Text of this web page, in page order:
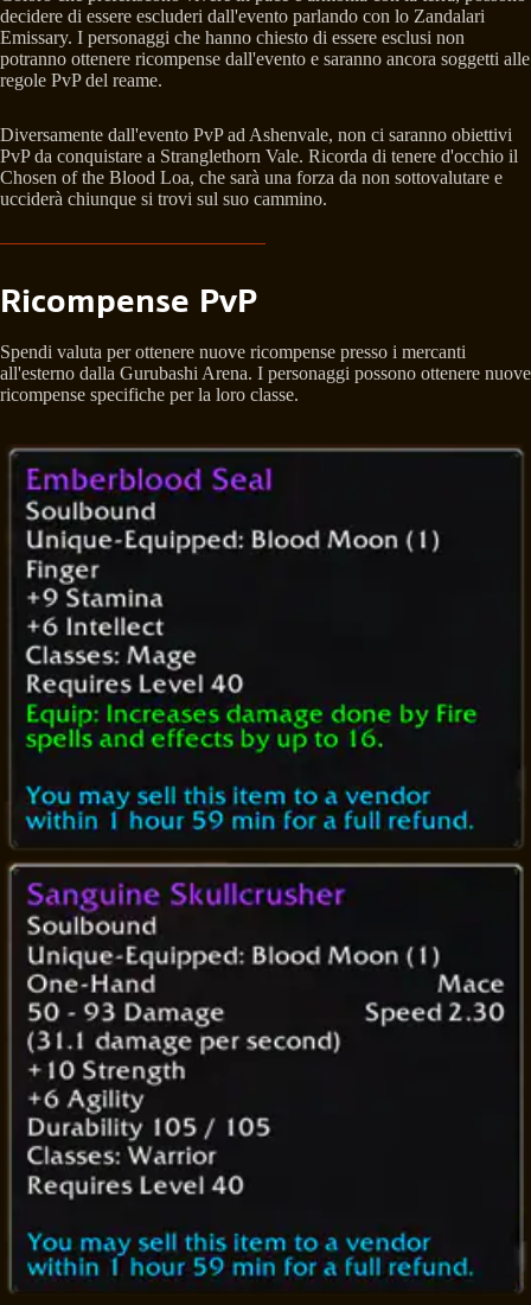
decidere di essere escluderi dall'evento parlando con lo Zandalari
Emissary. I personaggi che hanno chiesto di essere esclusi non
potranno ottenere ricompense dall'evento e saranno ancora soggetti alle
regole PvP del reame.
Diversamente dall'evento PvP ad Ashenvale, non ci saranno obiettivi
PvP da conquistare a Stranglethorn Vale. Ricorda di tenere d'occhio il
Chosen of the Blood Loa, che sarà una forza da non sottovalutare e
ucciderà chiunque si trovi sul suo cammino.
Ricompense PvP
Spendi valuta per ottenere nuove ricompense presso i mercanti
all'esterno dalla Gurubashi Arena. I personaggi possono ottenere nuove
ricompense specifiche per la loro classe.